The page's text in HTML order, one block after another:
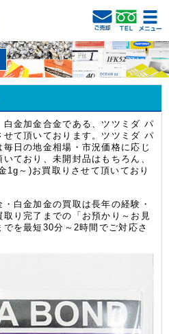
金加金合金である、ツツミダ パ
て頂いております。ツツミダ パ
日の地金相場・市況価格に応じ
ており、未開封品はもちろん、
1g～)お買取りさせて頂いており
白金加金の買取は長年の経験・
り完了までの「お預かり～お見
を最短30分～2時間でご対応さ